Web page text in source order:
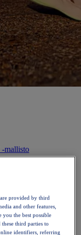
mallisto
provided by third
and other features,
the best possible
third parties to
identifiers, referring